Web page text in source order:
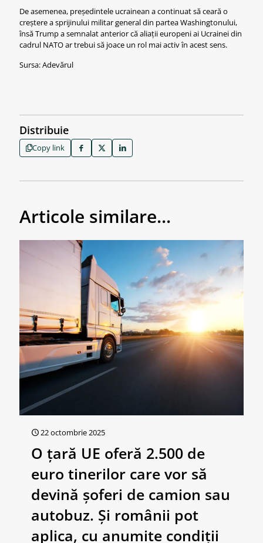
De asemenea, președintele ucrainean a continuat să ceară o
creștere a sprijinului militar general din partea Washingtonului,
însă Trump a semnalat anterior că aliații europeni ai Ucrainei din
cadrul NATO ar trebui să joace un rol mai activ în acest sens.
Sursa: Adevărul
Distribuie
Copy link
Articole similare...
22 octombrie 2025
O țară UE oferă 2.500 de
euro tinerilor care vor să
devină șoferi de camion sau
autobuz. Și românii pot
aplica, cu anumite condiții